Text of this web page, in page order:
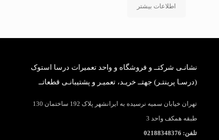
اطلاعات بیشتر
نشانـی شرکتــ و فروشگاه و واحد تعمیرات درسا استوک
(درسـا پرینتـر) جهتــ خریـد، تعمیـر و پشتیبانـی قطعاتــ
تهران خیابان سمیه نرسیده به ایرانشهر پلاک 192 ساختمان 130
طبقه همکف واحد 3
تلفن: 02188348376